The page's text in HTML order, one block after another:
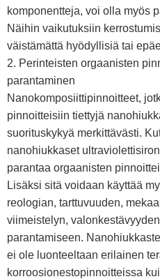
komponentteja, voi olla myös
Näihin vaikutuksiin
väistämättä hyödyllisiä tai
2. Perinteisten orgaanisten
parantaminen
Nanokomposiittipinnoitteet,
pinnoitteisiin tiettyjä
suorituskykyä merkittävästi.
nanohiukkaset
parantaa orgaanisten
Lisäksi sitä voidaan käyttää
reologian, tarttuvuuden,
viimeistelyn,
parantamiseen.
ei ole luonteeltaan erilainen
korroosionestopinnoitteissa